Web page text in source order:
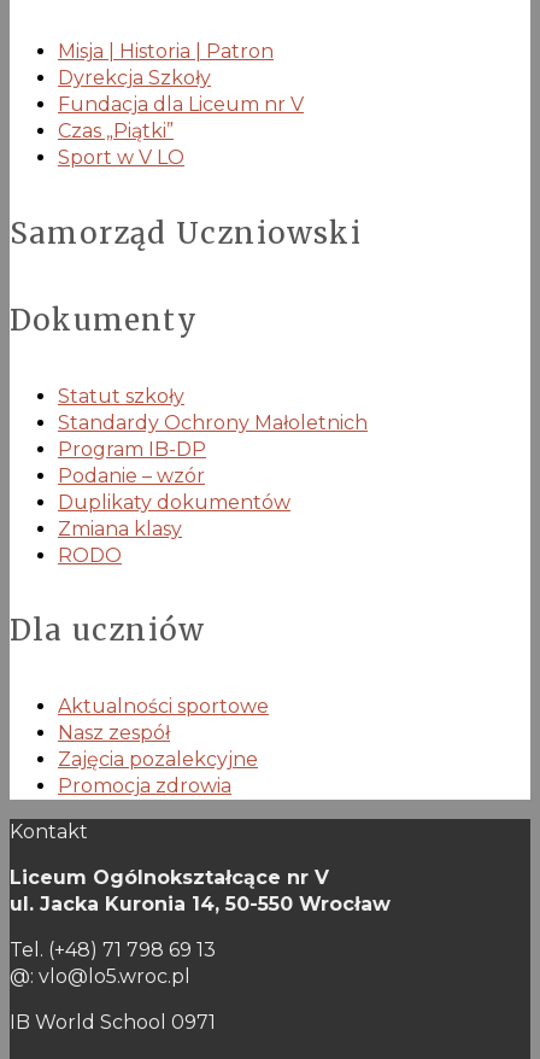
Misja | Historia | Patron
Dyrekcja Szkoły
Fundacja dla Liceum nr V
Czas „Piątki”
Sport w V LO
Samorząd Uczniowski
Dokumenty
Statut szkoły
Standardy Ochrony Małoletnich
Program IB-DP
Podanie – wzór
Duplikaty dokumentów
Zmiana klasy
RODO
Dla uczniów
Aktualności sportowe
Nasz zespół
Zajęcia pozalekcyjne
Promocja zdrowia
Kontakt
Liceum Ogólnokształcące nr V
ul. Jacka Kuronia 14, 50-550 Wrocław
Tel. (+48) 71 798 69 13
@: vlo@lo5.wroc.pl
IB World School 0971